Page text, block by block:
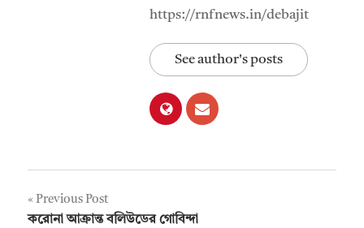
https://rnfnews.in/debajit
See author's posts
Post
Previous Post
করোনা আক্রান্ত বলিউডের গোবিন্দা